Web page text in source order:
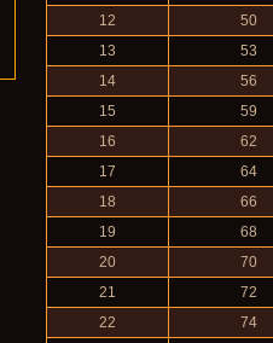
12
50
13
53
14
56
15
59
16
62
17
64
18
66
19
68
20
70
21
72
22
74